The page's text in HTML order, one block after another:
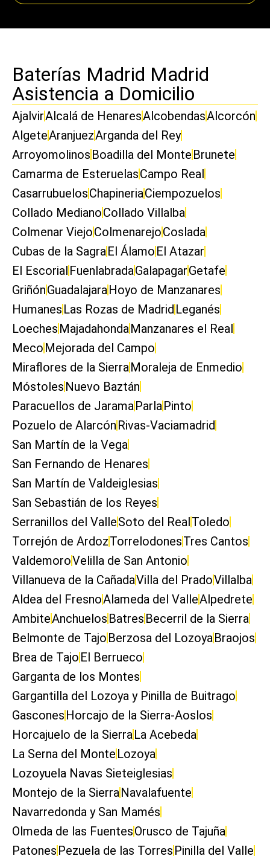
Baterías Madrid Madrid
Asistencia a Domicilio
AjalvirAlcalá de HenaresAlcobendasAlcorcón
AlgeteAranjuezArganda del Rey
Arroyomolinos Boadilla del Monte Brunete
Camarma de EsteruelasCampo Real
CasarrubuelosChapineriaCiempozuelos
Collado MedianoCollado Villalba
Colmenar ViejoColmenarejoCoslada
Cubas de la SagraEl Álamo El Atazar
El Escorial FuenlabradaGalapagarGetafe
GriñónGuadalajaraHoyo de Manzanares
Humanes Las Rozas de Madrid Leganés
Loeches MajadahondaManzanares el Real
Meco Mejorada del Campo
Miraflores de la SierraMoraleja de Enmedio
Móstoles Nuevo Baztán
Paracuellos de JaramaParlaPinto
Pozuelo de Alarcón Rivas-Vaciamadrid
San Martín de la Vega
San Fernando de Henares
San Martín de Valdeiglesias
San Sebastián de los Reyes
Serranillos del ValleSoto del RealToledo
Torrejón de ArdozTorrelodonesTres Cantos
ValdemoroVelilla de San Antonio
Villanueva de la CañadaVilla del PradoVillalba
Aldea del FresnoAlameda del ValleAlpedrete
AmbiteAnchuelos Batres Becerril de la Sierra
Belmonte de Tajo Berzosa del LozoyaBraojos
Brea de Tajo El Berrueco
Garganta de los Montes
Gargantilla del Lozoya y Pinilla de Buitrago
Gascones Horcajo de la Sierra-Aoslos
Horcajuelo de la SierraLa Acebeda
La Serna del Monte Lozoya
Lozoyuela Navas Sieteiglesias
Montejo de la SierraNavalafuente
Navarredonda y San Mamés
Olmeda de las FuentesOrusco de Tajuña
Patones Pezuela de las Torres Pinilla del Valle